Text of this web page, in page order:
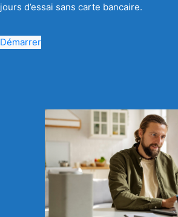
jours d’essai sans carte bancaire.
Démarrer